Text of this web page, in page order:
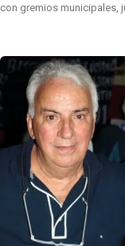
con gremios municipales,